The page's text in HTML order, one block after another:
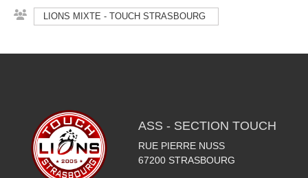
LIONS MIXTE - TOUCH STRASBOURG
ASS - SECTION TOUCH
RUE PIERRE NUSS
67200 STRASBOURG